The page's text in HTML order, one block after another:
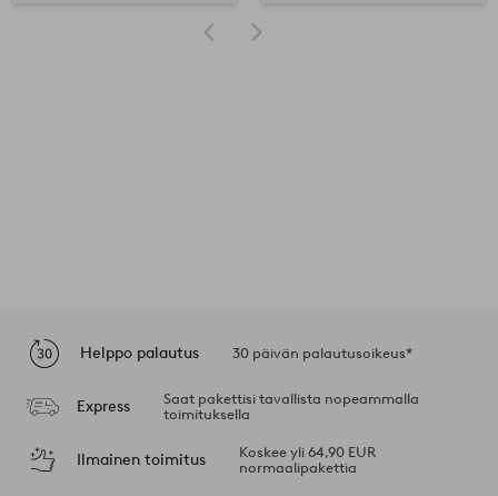
Helppo palautus 30 päivän palautusoikeus*
Express
Saat pakettisi tavallista nopeammalla
toimituksella
Ilmainen toimitus
Koskee yli 64,90 EUR
normaalipakettia